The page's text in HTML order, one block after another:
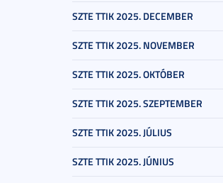
SZTE TTIK 2025. DECEMBER
SZTE TTIK 2025. NOVEMBER
SZTE TTIK 2025. OKTÓBER
SZTE TTIK 2025. SZEPTEMBER
SZTE TTIK 2025. JÚLIUS
SZTE TTIK 2025. JÚNIUS